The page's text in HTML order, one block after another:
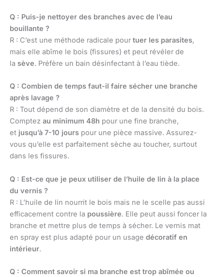
Q : Puis-je nettoyer des branches avec de l’eau
bouillante ?
R : C’est une méthode radicale pour tuer les parasites,
mais elle abîme le bois (fissures) et peut révéler de
la sève. Préfère un bain désinfectant à l’eau tiède.
Q : Combien de temps faut-il faire sécher une branche
après lavage ?
R : Tout dépend de son diamètre et de la densité du bois.
Comptez au minimum 48h pour une fine branche,
et jusqu’à 7-10 jours pour une pièce massive. Assurez-
vous qu’elle est parfaitement sèche au toucher, surtout
dans les fissures.
Q : Est-ce que je peux utiliser de l’huile de lin à la place
du vernis ?
R : L’huile de lin nourrit le bois mais ne le scelle pas aussi
efficacement contre la poussière. Elle peut aussi foncer la
branche et mettre plus de temps à sécher. Le vernis mat
en spray est plus adapté pour un usage décoratif en
intérieur.
Q : Comment savoir si ma branche est trop abîmée ou